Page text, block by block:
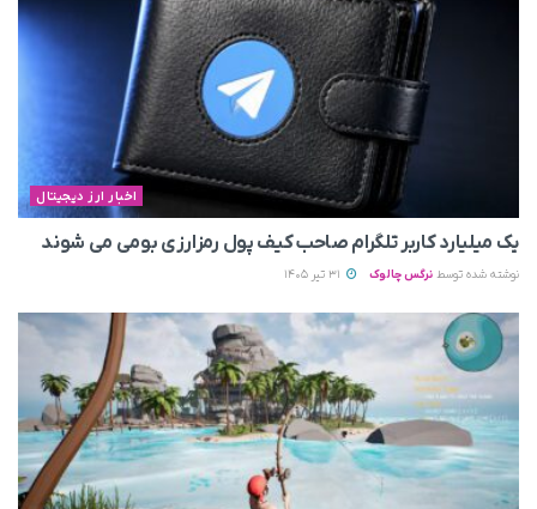
اخبار ارز دیجیتال
یک میلیارد کاربر تلگرام صاحب کیف پول رمزارزی بومی می‌ شوند
نوشته شده توسط نرگس چالوک